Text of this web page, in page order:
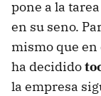
pone a la
en su seno.
mismo que en
ha decidido
la empresa